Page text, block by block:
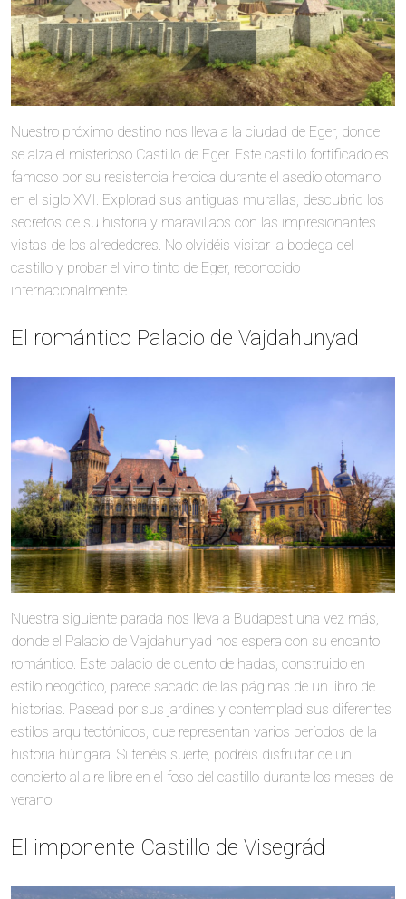
Nuestro próximo destino nos lleva a la ciudad de Eger, donde
se alza el misterioso Castillo de Eger. Este castillo fortificado es
famoso por su resistencia heroica durante el asedio otomano
en el siglo XVI. Explorad sus antiguas murallas, descubrid los
secretos de su historia y maravillaos con las impresionantes
vistas de los alrededores. No olvidéis visitar la bodega del
castillo y probar el vino tinto de Eger, reconocido
internacionalmente.
El romántico Palacio de Vajdahunyad
Nuestra siguiente parada nos lleva a Budapest una vez más,
donde el Palacio de Vajdahunyad nos espera con su encanto
romántico. Este palacio de cuento de hadas, construido en
estilo neogótico, parece sacado de las páginas de un libro de
historias. Pasead por sus jardines y contemplad sus diferentes
estilos arquitectónicos, que representan varios períodos de la
historia húngara. Si tenéis suerte, podréis disfrutar de un
concierto al aire libre en el foso del castillo durante los meses de
verano.
El imponente Castillo de Visegrád